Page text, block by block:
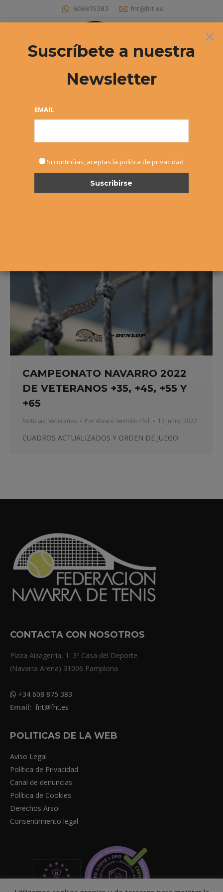
608875383 fnt@fnt.es
Buscar:
Archivos diarios:13 junio, 2022
CAMPEONATO NAVARRO 2022
DE VETERANOS +35, +45, +55 Y
+65
Noticias, Veteranos PorAlvaro Sexmilo FNT 13 junio, 2022
CUADROS ACTUALIZADOS Y ORDEN DE JUEGO
CONTACTA CON NOSOTROS
Plaza Aizagerria, 1. 3º Casa del Deporte
(Navarra Arena) 31006 Pamplona
+34 608 875 383
Email: fnt@fnt.es
POLITICAS DE LA WEB
Aviso Legal
Política de Privacidad
Canal de denuncias
Política de Cookies
Derechos Arsol
Consentimiento legal
×
Suscríbete a nuestra
Newsletter
EMAIL
Si continúas, aceptas la política de privacidad